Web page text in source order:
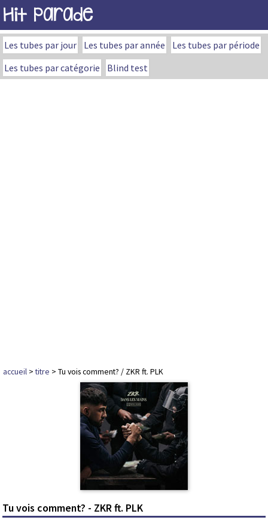
Hit Parade
Les tubes par jour Les tubes par année
Les tubes par période
Les tubes par catégorie
Blind test
accueil >titre > Tu vois comment? / ZKR ft. PLK
Tu vois comment? - ZKR ft. PLK